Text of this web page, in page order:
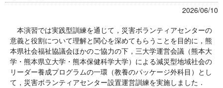
2026/06/10
本演習では実践型訓練を通じて，災害ボランティアセンターの
意義と役割について理解と関心を深めてもらうことを目的に，熊
本県社会福祉協議会ほかのご協力の下，三大学運営会議（熊本大
学・熊本県立大学・熊本保健科学大学）による減災型地域社会の
リーダー養成プログラムの一環（教養のパッケージ外科目）とし
て，災害ボランティアセンター設置運営訓練を実施しました．